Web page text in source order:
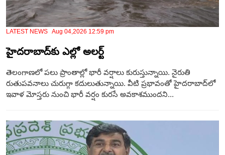
LATEST NEWS Aug 04,2026 12:59 pm
హైదరాబాద్‌కు ఎల్లో అలర్ట్‌
తెలంగాణలో పలు ప్రాంతాల్లో భారీ వర్షాలు కురుస్తున్నాయి. నైరుతి
రుతుపవనాలు చురుగ్గా కదులుతున్నాయి. వీటి ప్రభావంతో హైదరాబాద్‌లో
ఇవాళ మోస్తరు నుంచి భారీ వర్షం కురసే అవకాశముందని...